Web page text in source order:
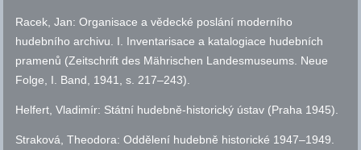
Racek, Jan: Organisace a vědecké poslání moderního
hudebního archivu. I. Inventarisace a katalogiace hudebních
pramenů (Zeitschrift des Mährischen Landesmuseums. Neue
Folge, I. Band, 1941, s. 217–243).
Helfert, Vladimír: Státní hudebně-historický ústav (Praha 1945).
Straková, Theodora: Oddělení hudebně historické 1947–1949.